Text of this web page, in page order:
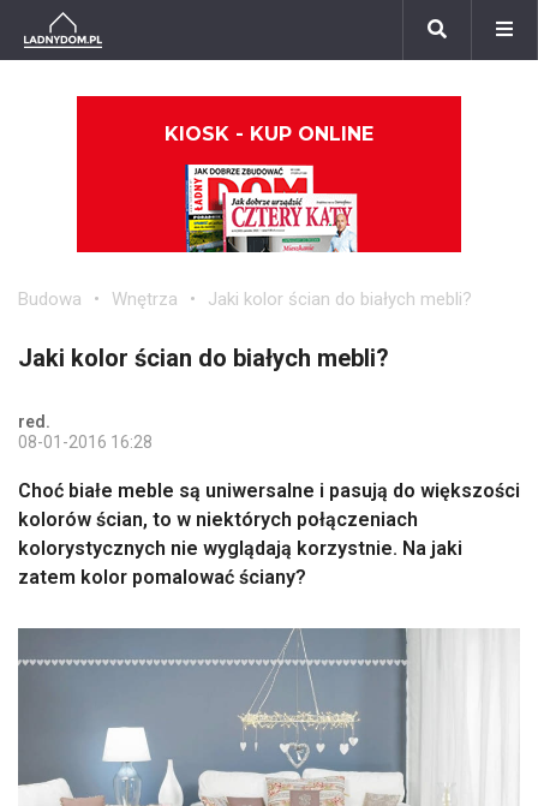
KIOSK - KUP ONLINE
Budowa Wnętrza Jaki kolor ścian do białych mebli?
Jaki kolor ścian do białych mebli?
red.
08-01-2016 16:28
Choć białe meble są uniwersalne i pasują do większości
kolorów ścian, to w niektórych połączeniach
kolorystycznych nie wyglądają korzystnie. Na jaki
zatem kolor pomalować ściany?